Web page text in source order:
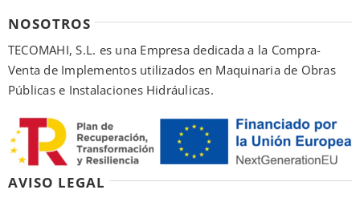
NOSOTROS
TECOMAHI, S.L. es una Empresa dedicada a la Compra-
Venta de Implementos utilizados en Maquinaria de Obras
Públicas e Instalaciones Hidráulicas.
AVISO LEGAL